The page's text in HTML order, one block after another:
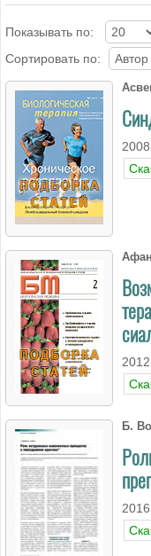
Показывать по:
Сортировать по:
Б.